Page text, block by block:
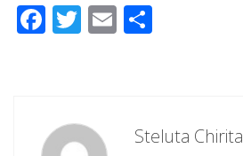
Facebook
Twitter
Email
Steluta Chirita